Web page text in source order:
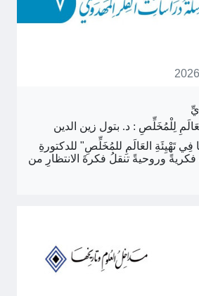
لِلْمُخَلِّصِ : د. بتول زين الدين
فِي تَهْيِئَةِ العَالَمِ للمُخَلِّصِ" للدكتورةِ
فكريةً وروحيةً تنقلُ فكرةَ الانتظارِ من